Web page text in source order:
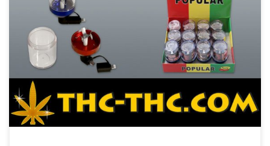
W naszym sklepie pojawił się ostatnio ciekawy młynek do
kruszenia […]